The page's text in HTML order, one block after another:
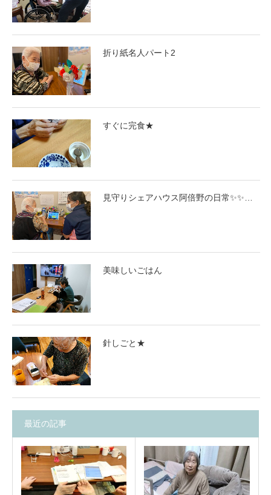
折り紙名人パート2
すぐに完食★
見守りシェアハウス阿倍野の日常✨✨…
美味しいごはん
針しごと★
最近の記事